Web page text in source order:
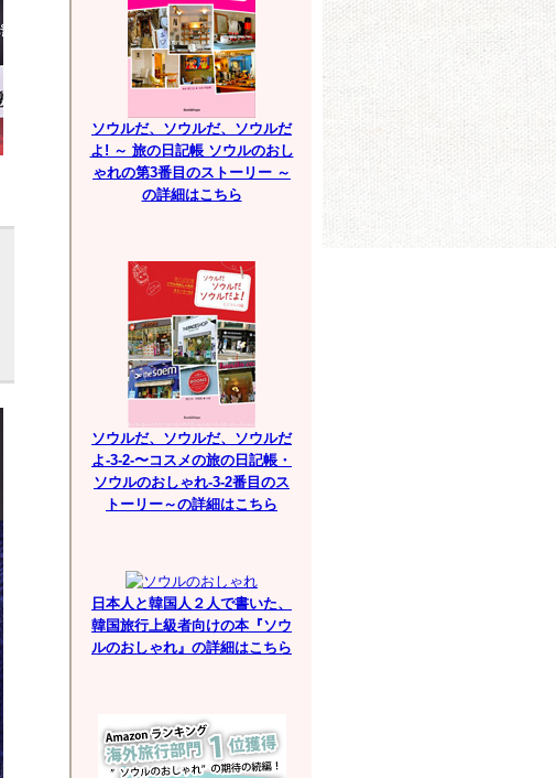
ソウルだ、ソウルだ、ソウルだ
よ! ～ 旅の日記帳 ソウルのおし
ゃれの第3番目のストーリー ～
の詳細はこちら
ソウルだ、ソウルだ、ソウルだ
よ-3-2-〜コスメの旅の日記帳・
ソウルのおしゃれ-3-2番目のス
トーリー～の詳細はこちら
日本人と韓国人２人で書いた、
韓国旅行上級者向けの本『ソウ
ルのおしゃれ』の詳細はこちら